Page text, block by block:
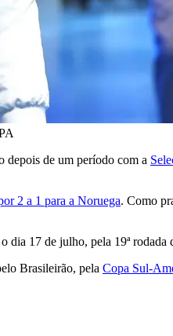
depois de um período com a
2 a 1 para a Noruega. Como
dia 17 de julho, pela 19ª rodada
Brasileirão, pela Copa Sul-